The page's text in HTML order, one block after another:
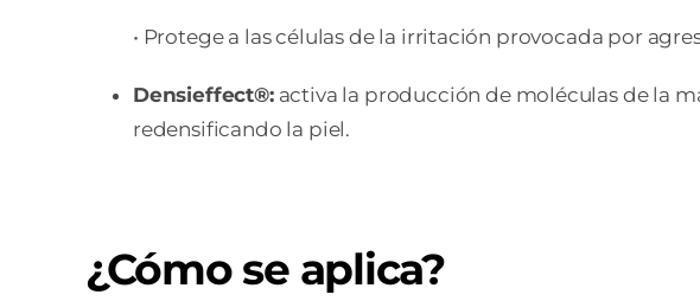
• Protege a las células de la irritación provocada por
Densieffect®:activa la producción de moléculas de la
redensificando la piel.
¿Cómo se aplica?